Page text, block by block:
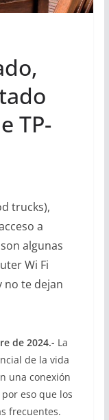
TP-
trucks),
a
algunas
Wi Fi
no te dejan
de 2024.- La
de la vida
una conexión
eso que los
frecuentes.